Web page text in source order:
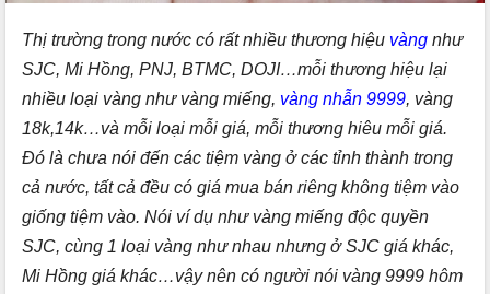
Thị trường trong nước có rất nhiều thương hiệu vàng như
SJC, Mi Hồng, PNJ, BTMC, DOJI…mỗi thương hiệu lại
nhiều loại vàng như vàng miếng, vàng nhẫn 9999, vàng
18k,14k…và mỗi loại mỗi giá, mỗi thương hiêu mỗi giá.
Đó là chưa nói đến các tiệm vàng ở các tỉnh thành trong
cả nước, tất cả đều có giá mua bán riêng không tiệm vào
giống tiệm vào. Nói ví dụ như vàng miếng độc quyền
SJC, cùng 1 loại vàng như nhau nhưng ở SJC giá khác,
Mi Hồng giá khác…vậy nên có người nói vàng 9999 hôm